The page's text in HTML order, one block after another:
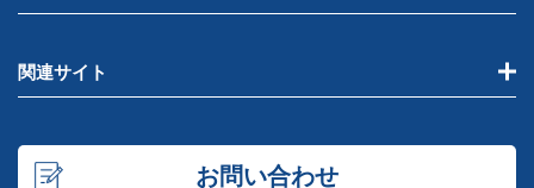
関連サイト
お問い合わせ